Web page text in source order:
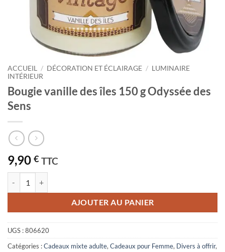
ACCUEIL / DÉCORATION ET ÉCLAIRAGE / LUMINAIRE
INTÉRIEUR
Bougie vanille des îles 150 g Odyssée des
Sens
9,90 € TTC
AJOUTER AU PANIER
UGS :806620
Catégories :Cadeaux mixte adulte,Cadeaux pour Femme, Divers à offrir,